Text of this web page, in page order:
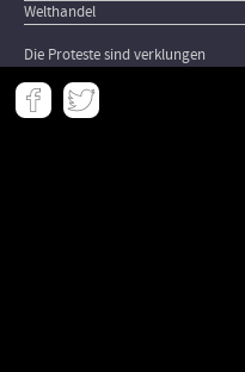
Welthandel
Die Proteste sind verklungen
Meta
-